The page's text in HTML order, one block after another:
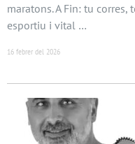
maratons. A Fin: tu corres,
esportiu i vital …
16 febrer del 2026